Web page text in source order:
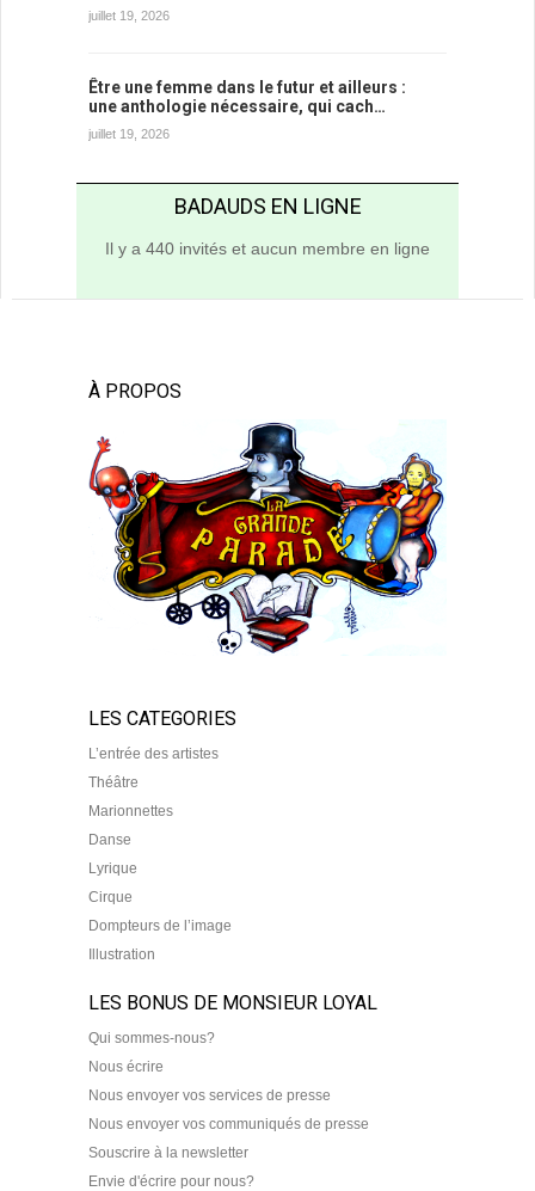
juillet 19, 2026
Être une femme dans le futur et ailleurs :
une anthologie nécessaire, qui cach…
juillet 19, 2026
BADAUDS EN LIGNE
Il y a 440 invités et aucun membre en ligne
À PROPOS
LES CATEGORIES
L’entrée des artistes
Théâtre
Marionnettes
Danse
Lyrique
Cirque
Dompteurs de l’image
Illustration
LES BONUS DE MONSIEUR LOYAL
Qui sommes-nous?
Nous écrire
Nous envoyer vos services de presse
Nous envoyer vos communiqués de presse
Souscrire à la newsletter
Envie d'écrire pour nous?